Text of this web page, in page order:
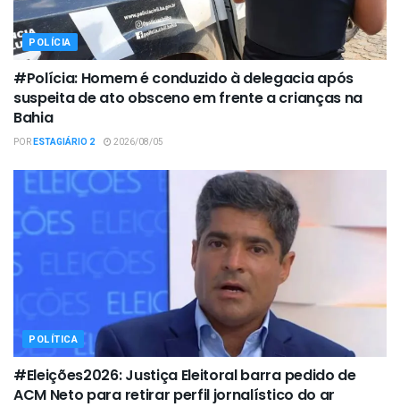
POLÍCIA
#Polícia: Homem é conduzido à delegacia após
suspeita de ato obsceno em frente a crianças na
Bahia
PORESTAGIÁRIO 2 2026/08/05
POLÍTICA
#Eleições2026: Justiça Eleitoral barra pedido de
ACM Neto para retirar perfil jornalístico do ar